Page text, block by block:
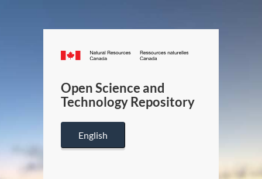
Canada.ca
/
Canada
Open Science and
Technology Repository
English